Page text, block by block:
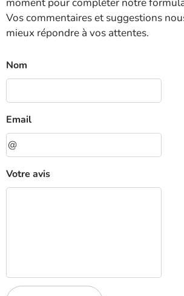
moment pour compléter notre
Vos commentaires et suggestions
mieux répondre à vos attentes.
Nom
Email
Votre avis